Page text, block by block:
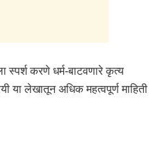
स्पर्श करणे धर्म-बाटवणारे कृत्य
या लेखातून अधिक महत्वपूर्ण माहिती